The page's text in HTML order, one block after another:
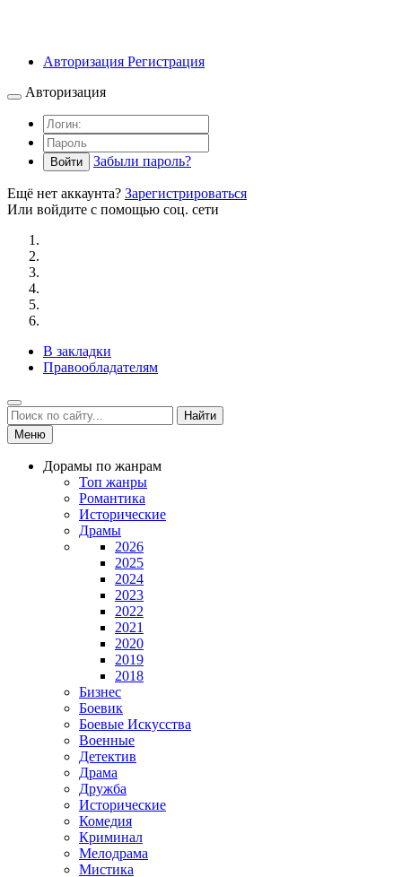
Авторизация Регистрация
Авторизация
Войти Забыли пароль?
Ещё нет аккаунта? Зарегистрироваться
Или войдите с помощью соц. сети
В закладки
Правообладателям
Найти
Меню
Дорамы по жанрам
Топ жанры
Романтика
Исторические
Драмы
2026
2025
2024
2023
2022
2021
2020
2019
2018
Бизнес
Боевик
Боевые Искусства
Военные
Детектив
Драма
Дружба
Исторические
Комедия
Криминал
Мелодрама
Мистика